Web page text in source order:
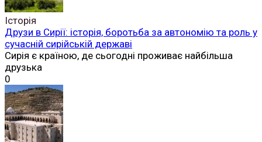
Історія
Друзи в Сирії: історія, боротьба за автономію та роль у
сучасній сирійській державі
Сирія є країною, де сьогодні проживає найбільша
друзька
0